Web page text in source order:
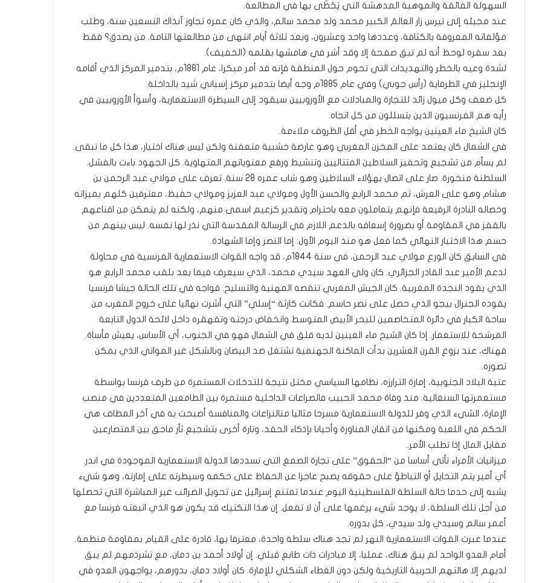
السهولة الفائقة والموهبة المدهشة التي يَحْظَى بها في المطالعة.
عند مجيئه إلى تيرس زار العالمَ الكبير محمد ولد محمد سالم، والذي كان عمره تجاوز آنذاك التسعين سنة، وطلب
مؤلفاته المعروفة بالكثافة، وعددها واحد وعشرون، وبعد ثلاثة أيام انتهى من مطالعتها التامة. من يصدق؟ فقط
بعد سفره لوحظ أنه لم تبق صفحة إلا وقد أشر في هامشها بقلمه (الخفيف).
لشدة وعيه بالخطر والتهديدات التي تحوم حول المنطقة فإنه قد أمر مبكرا، عام 1881م، بتدمير المركز الذي أقامه
الإنجليز في الطرفاية (رأس جوبي) وفي عام 1885م وجه أيضا بتدمير مركز إسباني شيد بالداخلة.
كل ضعف وكل ميول زائد للتجارة والمبادلات مع الأوروبيين سيقود إلى السيطرة الاستعمارية، وأسوأ الأوروبيين في
رأيه هم الفرنسيون الذين يتسللون من كل اتجاه.
كان الشيخ ماء العينين يواجه الخطر في أقل الظروف ملاءمة.
في الشمال كان يعتمد على المخزن المغربي وهو عارضة خشبية متعفنة ولكن ليس هناك اختيار، هذا كل ما تبقى.
لم يسأم من تشجيع وتحفيز السلاطين المتتاليين وتنشيط ورفع معنوياتهم المتهاوية. كل الجهود باءت بالفشل.
السلطنة منخورة. صار على اتصال بهؤلاء السلاطين وهو شاب عمره 28 سنة. تعرف على مولاي عبد الرحمن بن
هشام وهو على العرش، ثم محمد الرابع والحسن الأول ومولاي عبد العزيز ومولاي حفيظ، معترفين كلهم بميزاته
وخصاله النادرة الرفيعة فإنهم يتعاملون معه باحترام وتقدير كزعيم اسمى منهم، ولكنه لم يتمكن من اقناعهم
بالقفز في المقاومة أو بضرورة إسعافه بالدعم اللازم في الرسالة المقدسة التي نذر لها نفسه. ليس بينهم من
حسم هذا الاختيار النهائي كما فعل هو منذ اليوم الأول: إما النصر وإما الشهادة.
في السابق كان الورع مولاي عبد الرحمن، في سنة 1844م، قد واجه القوات الاستعمارية الفرنسية في محاولة
لدعم الأمير عبد القادر الجزائري. كان ولي العهد سيدي محمد، الذي سيعرف فيما بعد بلقب محمد الرابع هو
الذي يقود النجدة المغربية. كان الجيش المغربي تنقصه المهنية والتسليح. فواجه في تلك الحالة جيشا فرنسيا
يقوده الجنرال بيجو الذي حصل على نصر حاسم. فكانت كارثة “إسلي” التي أشرت نهائيا على خروج المغرب من
ساحة الكبار في دائرة المتخاصمين للبحر الأبيض المتوسط وانخفاض درجته وتقهقره داخل لائحة الدول التابعة
المرشحة للاستعمار. إذا كان الشيخ ماء العينين لديه قلق في الشمال فهو في الجنوب، أي الأساس، يعيش مأساة.
فهناك، عند بزوغ القرن العشرين بدأت الماكنة الجهنمية تشتغل ضد البيضان وبالشكل غير المواتي الذي يمكن
تصوره.
عتبة البلاد الجنوبية، إمارة الترارزه، نظامها السياسي مختل نتيجة للتدخلات المستمرة من طرف فرنسا بواسطة
مستعمرتها السنغالية. منذ وفاة محمد الحبيب فالصراعات الداخلية مستمرة بين الطامعين المتعددين في منصب
الإمارة، الشيء الذي وفر للدولة الاستعمارية مسرحا مثاليا منالنزاعات والمنافسة أصبحت به في آخر المطاف هي
الحكم في اللعبة ومكنها من اتقان المناورة وأحيانا بإذكاء الحقد، وتارة أخرى بتشجيع ثأر ماحق بين المتصارعين
مقابل المال إذا تطلب الأمر..
ميزانيات الأمراء تأتي أساسا من “الحقوق” على تجارة الصمغ التي تسددها الدولة الاستعمارية الموجودة في اندر.
أي أمير يتم التحايل أو التباطؤ على حقوقه يصبح عاجزا عن الحفاظ على حكمه وسيطرته على إمارته، وهو شيء
يشبه إلى حدما حالة السلطة الفلسطينية اليوم عندما تمتنع إسرائيل عن تحويل الضرائب غير المباشرة التي تحصلها
من أجل تلك السلطة، لا يوجد شيء يرغمها على أن لا تفعل. إن هذا التكتيك قد يكون هو الذي اتبعته فرنسا مع
أعمر سالم وسيدي ولد سيدي، كل بدوره.
عندما عبرت القوات الاستعمارية النهر لم تجد هناك سلطة واحدة، معترفا بها، قادرة على القيام بمقاومة منظمة.
أمام العدو الواحد لم يبق هناك، عمليا، إلا مبادرات ذات طابع قبلي. إن أولاد أحمد بن دمان، مع تشرذمهم لم يبق
لديهم إلا هالتهم الحربية التاريخية ولكن دون الغطاء الشكلي للإمارة. كان أولاد دمان، بدورهم، يواجهون العدو في